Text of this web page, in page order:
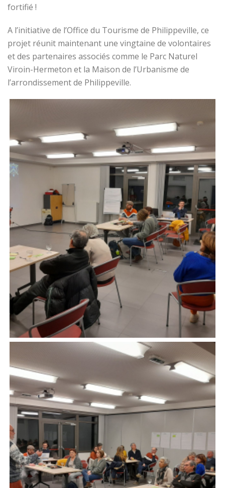
fortifié !
A l’initiative de l’Office du Tourisme de Philippeville, ce
projet réunit maintenant une vingtaine de volontaires
et des partenaires associés comme le Parc Naturel
Viroin-Hermeton et la Maison de l’Urbanisme de
l’arrondissement de Philippeville.